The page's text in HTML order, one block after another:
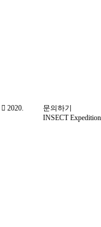
문의하기
INSECT Expedition
2020.